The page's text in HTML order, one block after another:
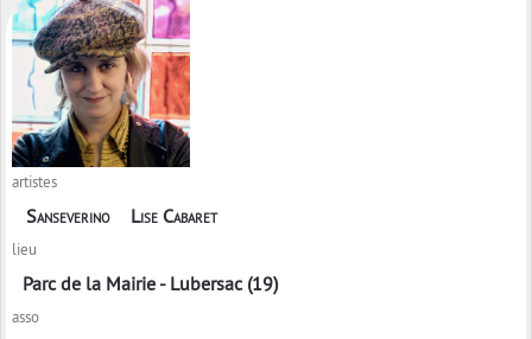
artistes
Sanseverino Lise Cabaret
lieu
Parc de la Mairie - Lubersac (19)
asso